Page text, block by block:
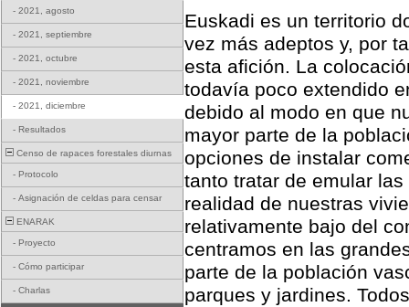
- 2021, agosto
- 2021, septiembre
- 2021, octubre
- 2021, noviembre
- 2021, diciembre
- Resultados
Censo de rapaces forestales diurnas
- Protocolo
- Asignación de celdas para censar
ENARAK
- Proyecto
- Cómo participar
- Charlas
Euskadi es un territorio
vez más adeptos y, por
esta afición. La
todavía poco extendido
debido al modo en que
mayor parte de la
opciones de instalar
tanto tratar de emular
realidad de nuestras
relativamente bajo del
centramos en las
parte de la población
parques y jardines.